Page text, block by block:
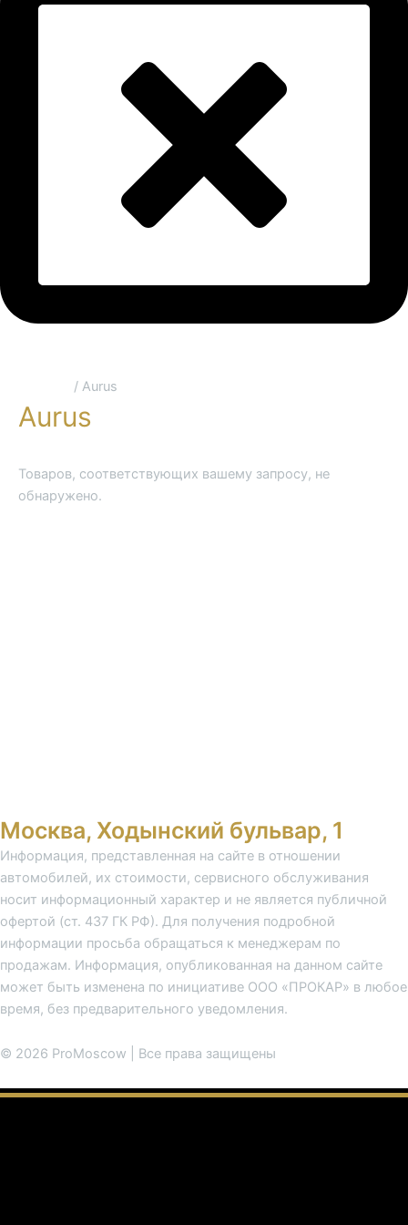
/ Aurus
Aurus
Товаров, соответствующих вашему запросу, не
обнаружено.
Москва, Ходынский бульвар, 1
Информация, представленная на сайте в отношении
автомобилей, их стоимости, сервисного обслуживания
носит информационный характер и не является публичной
офертой (ст. 437 ГК РФ). Для получения подробной
информации просьба обращаться к менеджерам по
продажам. Информация, опубликованная на данном сайте
может быть изменена по инициативе ООО «ПРОКАР» в любое
время, без предварительного уведомления.
© 2026 ProMoscow | Все права защищены